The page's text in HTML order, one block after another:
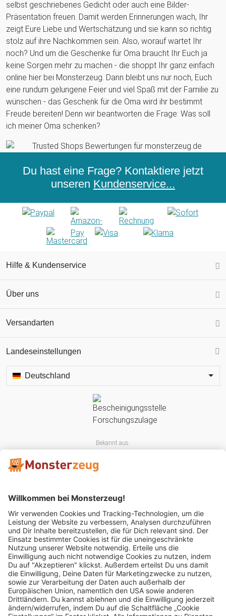
selbst geschriebenes Gedicht oder auch eine Bilder-
Präsentation freuen. Damit werden Erinnerungen wach, Ihr
zeigt Eure Liebe und Wertschätzung und sie kann so richtig
stolz auf ihre Nachkommen sein. Also, worauf wartet Ihr
noch? Und um die Geschenke für Oma braucht Ihr Euch ja
keine Sorgen mehr zu machen - die shoppt Ihr ganz einfach
online hier bei Monsterzeug. Dann bleibt uns nur noch, Euch
eine rundum gelungene Feier und viel Spaß mit der Familie zu
wünschen - das Geschenk für die Oma wird ihr bestimmt
Freude bereiten! Denn wir beantworten die Frage: Was soll
ich meiner Oma schenken?
Du hast eine Frage? Kontaktiere jetzt
unseren Kundenservice...
Hilfe & Kundenservice
Über uns
Versandarten
Landeseinstellungen
Deutschland
Bekannt aus:
Mitglied im: